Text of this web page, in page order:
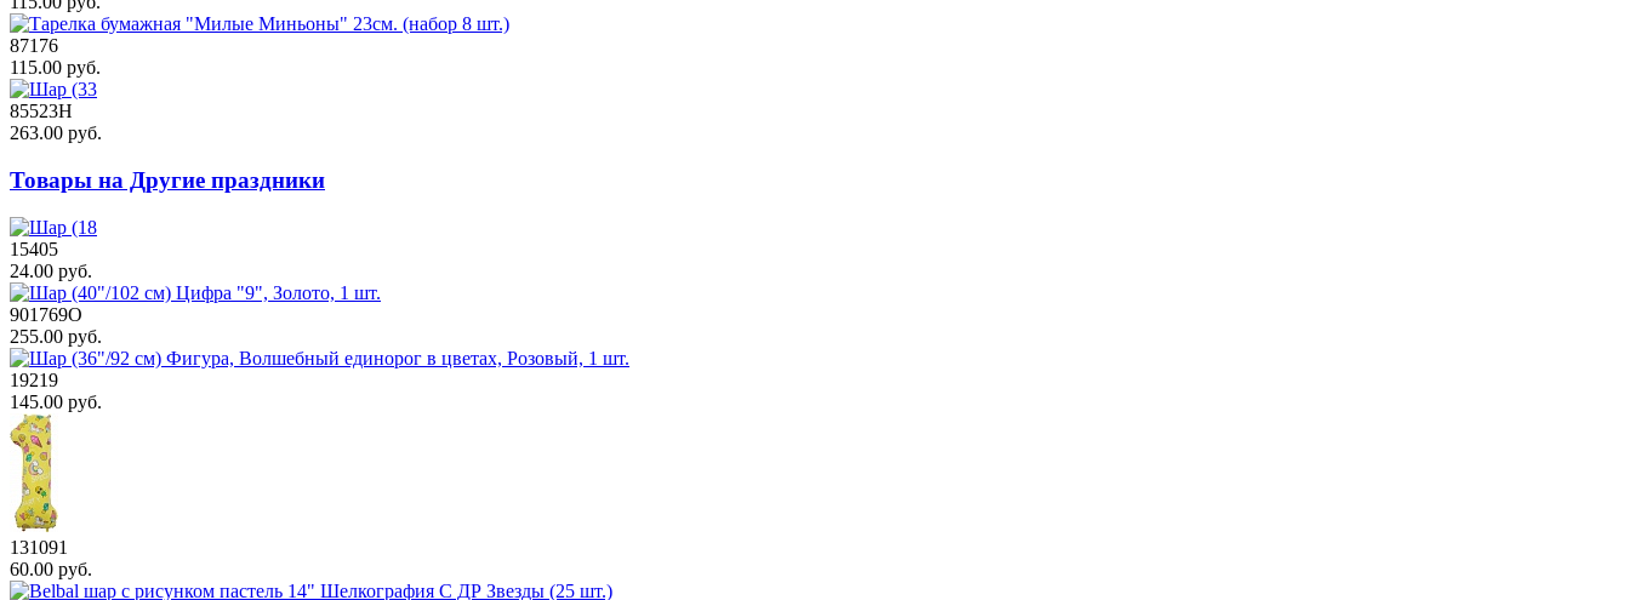
87176
115.00 руб.
85523Н
263.00 руб.
Товары на Другие праздники
15405
24.00 руб.
901769O
255.00 руб.
19219
145.00 руб.
131091
60.00 руб.